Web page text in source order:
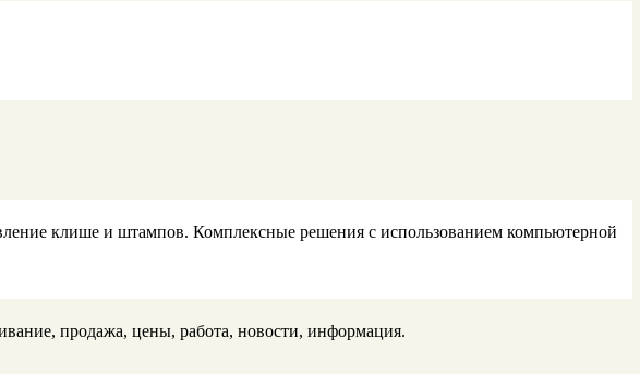
клише и штампов. Комплексные решения с использованием компьютерной
продажа, цены, работа, новости, информация.